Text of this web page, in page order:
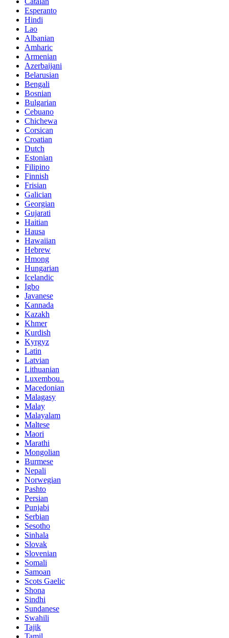
Esperanto
Hindi
Lao
Albanian
Amharic
Armenian
Azerbaijani
Belarusian
Bengali
Bosnian
Bulgarian
Cebuano
Chichewa
Corsican
Croatian
Dutch
Estonian
Filipino
Finnish
Frisian
Galician
Georgian
Gujarati
Haitian
Hausa
Hawaiian
Hebrew
Hmong
Hungarian
Icelandic
Igbo
Javanese
Kannada
Kazakh
Khmer
Kurdish
Kyrgyz
Latin
Latvian
Lithuanian
Luxembou..
Macedonian
Malagasy
Malay
Malayalam
Maltese
Maori
Marathi
Mongolian
Burmese
Nepali
Norwegian
Pashto
Persian
Punjabi
Serbian
Sesotho
Sinhala
Slovak
Slovenian
Somali
Samoan
Scots Gaelic
Shona
Sindhi
Sundanese
Swahili
Tajik
Tamil